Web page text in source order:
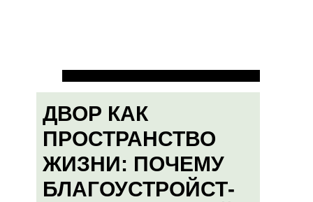
ДВОР КАК
ПРОСТРАНСТВО
ЖИЗНИ: ПОЧЕМУ
БЛАГОУСТРОЙСТ-